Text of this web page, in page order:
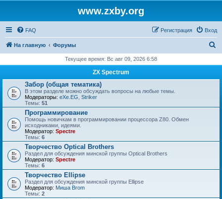
www.zxby.org
FAQ Вход
Регистрация
На главную Форумы
с
Текущее время: Вс авг 09, 2026 6:58
ZX Spectrum
Забор (общая тематика)
В этом разделе можно обсуждать вопросы на любые темы.
Модераторы: eXe.EG Striker
Темы: 51
Программирование
Помощь новичкам в программировании процессора Z80. Обмен
исходниками, идеями.
Модератор: Spectre
Темы: 6
Творчество Optical Brothers
Раздел для обсуждения минской группы Optical Brothers
Модератор: Spectre
Темы: 6
Творчество Ellipse
Раздел для обсуждения минской группы Ellipse
Модератор: Миша Brom
Темы: 2